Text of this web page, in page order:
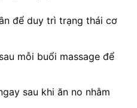
để duy trì trạng thái cơ
mỗi buổi massage để
sau khi ăn no nhằm